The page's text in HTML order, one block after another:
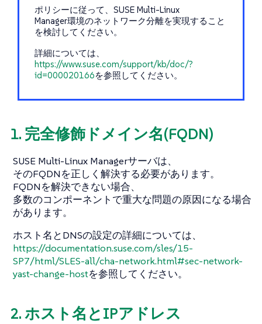
ポリシーに従って、SUSE Multi-Linux
Manager環境のネットワーク分離を実現すること
を検討してください。
詳細については、
https://www.suse.com/support/kb/doc/?
id=000020166を参照してください。
1. 完全修飾ドメイン名(FQDN)
SUSE Multi-Linux Managerサーバは、
そのFQDNを正しく解決する必要があります。
FQDNを解決できない場合、
多数のコンポーネントで重大な問題の原因になる場合
があります。
ホスト名とDNSの設定の詳細については、
https://documentation.suse.com/sles/15-
SP7/html/SLES-all/cha-network.html#sec-network-
yast-change-hostを参照してください。
2. ホスト名とIPアドレス